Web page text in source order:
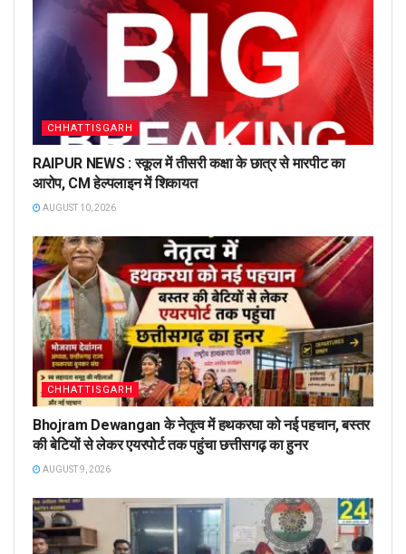
CHHATTISGARH
RAIPUR NEWS : स्कूल में तीसरी कक्षा के छात्र से मारपीट का
आरोप, CM हेल्पलाइन में शिकायत
AUGUST 10, 2026
CHHATTISGARH
Bhojram Dewangan के नेतृत्व में हथकरघा को नई पहचान, बस्तर
की बेटियों से लेकर एयरपोर्ट तक पहुंचा छत्तीसगढ़ का हुनर
AUGUST 9, 2026